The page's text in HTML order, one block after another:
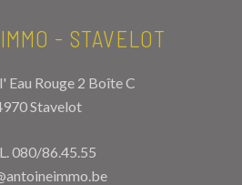
- STAVELOT
Eau Rouge 2 Boîte C
Stavelot
080/86.45.55